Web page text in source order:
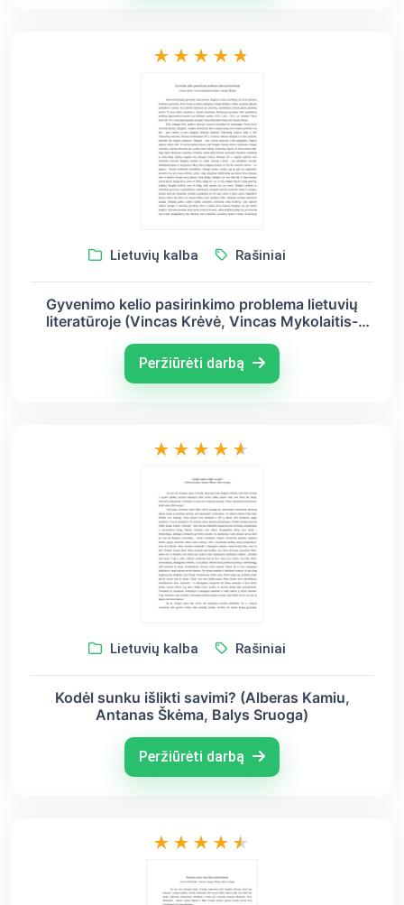
Lietuvių kalba Rašiniai
Gyvenimo kelio pasirinkimo problema lietuvių
literatūroje (Vincas Krėvė, Vincas Mykolaitis-
Peržiūrėti darbą
Lietuvių kalba Rašiniai
Kodėl sunku išlikti savimi? (Alberas Kamiu,
Antanas Škėma, Balys Sruoga)
Peržiūrėti darbą